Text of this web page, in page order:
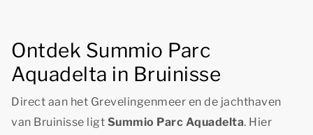
Ontdek Summio Parc
Aquadelta in Bruinisse
Direct aan het Grevelingenmeer en de jachthaven
van Bruinisse ligt Summio Parc Aquadelta. Hier